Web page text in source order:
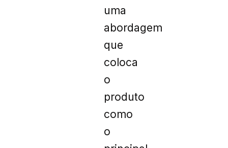
uma
abordagem
que
coloca
o
produto
como
o